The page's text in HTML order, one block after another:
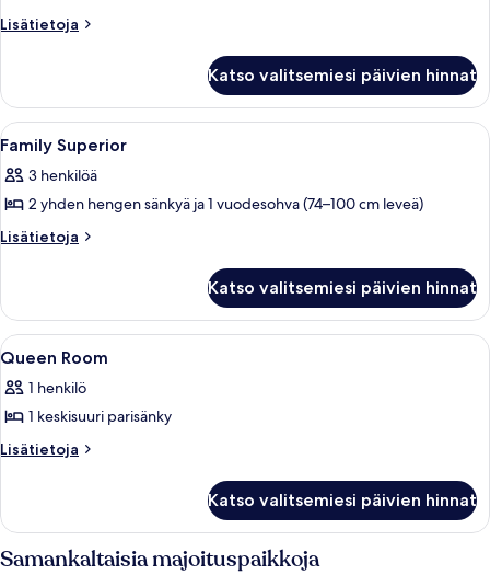
Room
Lisätietoja
Lisätietoja
Katso valitsemiesi päivien hinnat
Avaa
kaikki
huonetyypin
Family
Superior
Minibaari, tallelokero huoneessa,
6
Family Superior
3 henkilöä
2 yhden hengen sänkyä ja 1 vuodesohva (74–100 cm leveä)
Lisätietoja
Lisätietoja
Katso valitsemiesi päivien hinnat
Avaa
kaikki
huonetyypin
Queen
Room
Minibaari, tallelokero huoneessa,
5
Queen Room
1 henkilö
1 keskisuuri parisänky
Lisätietoja
Lisätietoja
Katso valitsemiesi päivien hinnat
Samankaltaisia majoituspaikkoja